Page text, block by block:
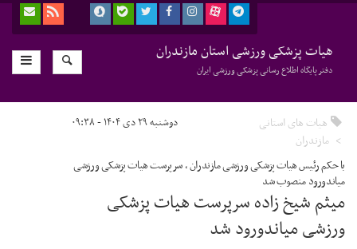
هیات پزشکی ورزشی استان مازندران
دفتر پایگاه اطلاع رسانی پزشکی ورزشی ایران
هیات های استانی
مازندران
دوشنبه ۲۹ دی ۱۴۰۴ - ۰۹:۳۸
با حکم رئیس هیات پزشکی ورزشی مازندران ، سرپرست هیات پزشکی ورزشی
میاندورود منصوب شد
میثم شیخ زاده سرپرست هیات پزشکی
ورزشی میاندورود شد